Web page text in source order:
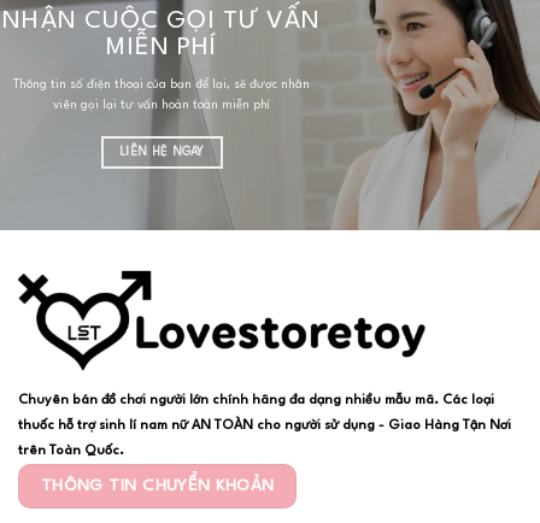
NHẬN CUỘC GỌI TƯ VẤN
MIỄN PHÍ
Thông tin số điện thoại của bạn để lại, sẽ được nhân
viên gọi lại tư vấn hoàn toàn miễn phí
LIÊN HỆ NGAY
Chuyên bán đồ chơi người lớn chính hãng đa dạng nhiều mẫu mã. Các loại
thuốc hỗ trợ sinh lí nam nữ AN TOÀN cho người sử dụng - Giao Hàng Tận Nơi
trên Toàn Quốc.
THÔNG TIN CHUYỂN KHOẢN